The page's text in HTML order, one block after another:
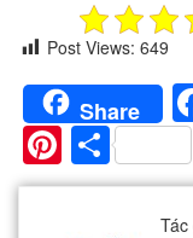
Post Views: 649
Share
Pinterest
Share
Tác